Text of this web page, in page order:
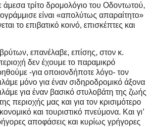
άμεσα τρίτο δρομολόγιο του Οδοντωτού,
είναι «απολύτως απαραίτητο»
το επιβατικό κοινό, επισκέπτες και
επανέλαβε, επίσης, στον κ.
δεν έχουμε το παραμικρό
-για οποιονδήποτε λόγο- τον
μόνο για έναν σιδηροδρομικό άξονα
για έναν βασικό στυλοβάτη της ζωής
περιοχής μας και για τον κρισιμότερο
και τουριστικό πνεύμονα. Και γι’
αποφάσεις και κυρίως γρήγορες